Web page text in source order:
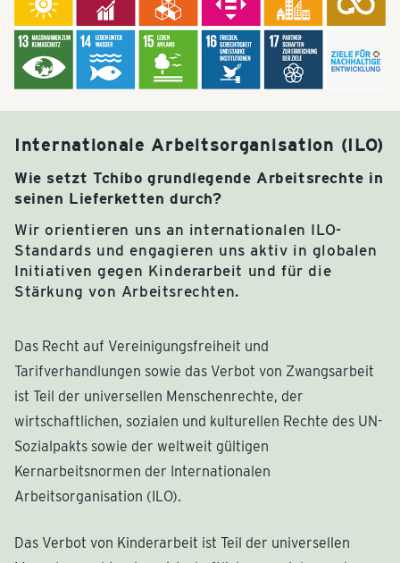
Internationale Arbeitsorganisation (ILO)
Wie setzt Tchibo grundlegende Arbeitsrechte in
seinen Lieferketten durch?
Wir orientieren uns an internationalen ILO-
Standards und engagieren uns aktiv in globalen
Initiativen gegen Kinderarbeit und für die
Stärkung von Arbeitsrechten.
Das Recht auf Vereinigungsfreiheit und
Tarifverhandlungen sowie das Verbot von Zwangsarbeit
ist Teil der universellen Menschenrechte, der
wirtschaftlichen, sozialen und kulturellen Rechte des UN-
Sozialpakts sowie der weltweit gültigen
Kernarbeitsnormen der Internationalen
Arbeitsorganisation (ILO).
Das Verbot von Kinderarbeit ist Teil der universellen